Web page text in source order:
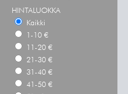
HINTALUOKKA
Kaikki
1-10 €
11-20 €
21-30 €
31-40 €
41-50 €